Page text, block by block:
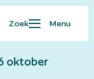
Zoek Menu
oktober